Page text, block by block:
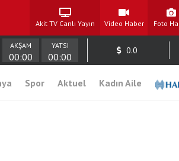
Akit TV Canlı Yayın Video Haber Foto
AKŞAM
00:00
YATSI
00:00
0.0
Spor Aktuel Kadın Aile